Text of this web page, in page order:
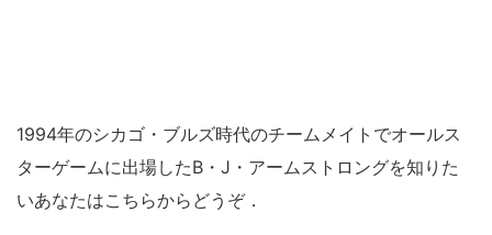
1994年のシカゴ・ブルズ時代のチームメイトでオールス
ターゲームに出場したB・J・アームストロングを知りた
いあなたはこちらからどうぞ．